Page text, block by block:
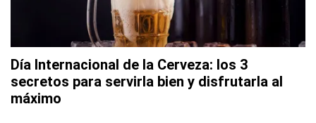
Día Internacional de la Cerveza: los 3
secretos para servirla bien y disfrutarla al
máximo